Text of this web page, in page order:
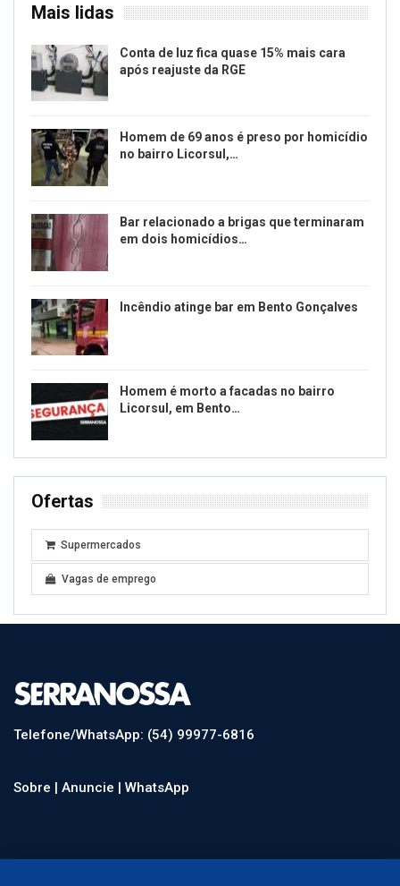
Mais lidas
Conta de luz fica quase 15% mais cara
após reajuste da RGE
Homem de 69 anos é preso por homicídio
no bairro Licorsul,…
Bar relacionado a brigas que terminaram
em dois homicídios…
Incêndio atinge bar em Bento Gonçalves
Homem é morto a facadas no bairro
Licorsul, em Bento…
Ofertas
Supermercados
Vagas de emprego
Telefone/WhatsApp: (54) 99977-6816
Sobre | Anuncie | WhatsApp